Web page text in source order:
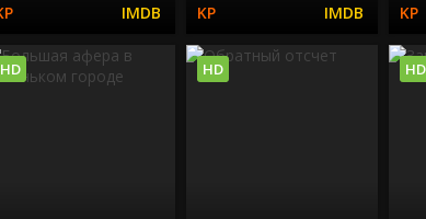
HD HD HD